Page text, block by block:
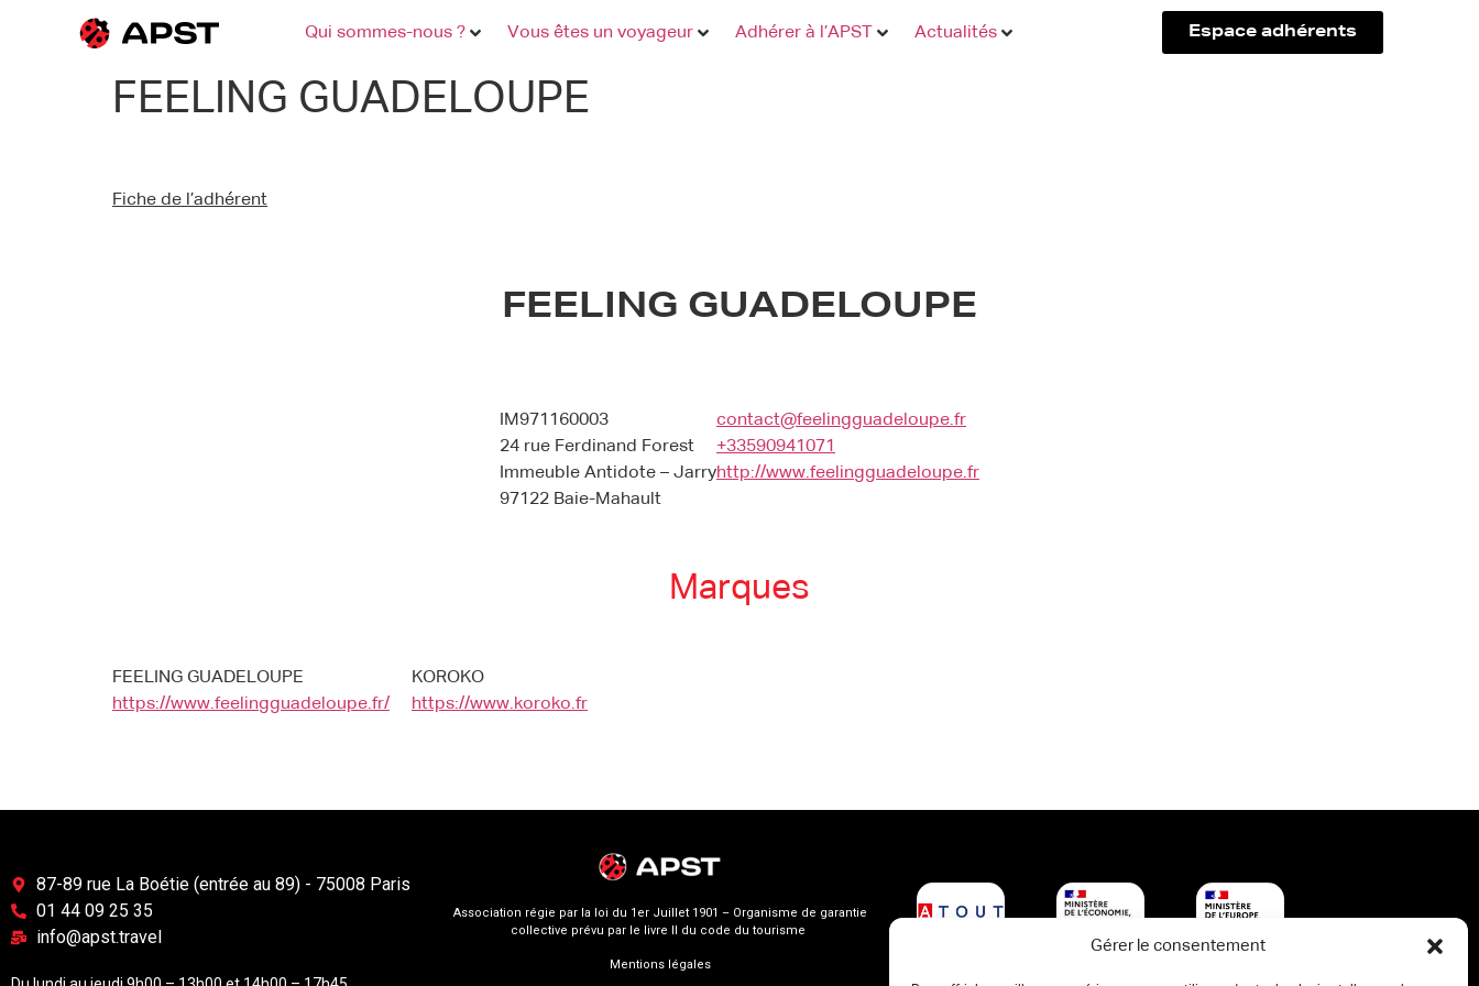
Gérer le consentement
Qui sommes-nous ? Vous êtes un voyageur Adhérer à l’APST Actualités Espace adhérents
FEELING GUADELOUPE
Fiche de l’adhérent
FEELING GUADELOUPE
IM971160003
24 rue Ferdinand Forest
Immeuble Antidote – Jarry
97122 Baie-Mahault
contact@feelingguadeloupe.fr
+33590941071
http://www.feelingguadeloupe.fr
Marques
FEELING GUADELOUPE
https://www.feelingguadeloupe.fr/
KOROKO
https://www.koroko.fr
87-89 rue La Boétie (entrée au 89) - 75008 Paris
01 44 09 25 35
info@apst.travel
Association régie par la loi du 1er Juillet 1901 – Organisme de garantie
collective prévu par le livre II du code du tourisme
Mentions légales